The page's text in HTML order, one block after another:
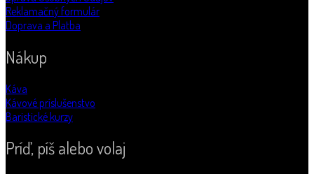
Reklamačný formulár
Doprava a Platba
Nákup
Káva
Kávové príslušenstvo
Baristické kurzy
Príď, píš alebo volaj